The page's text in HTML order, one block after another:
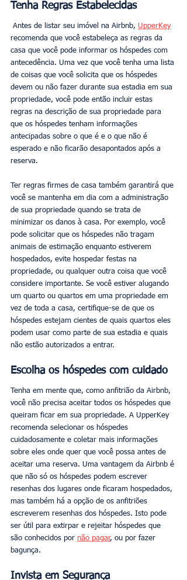
Tenha Regras Estabelecidas
Antes de listar seu imóvel na Airbnb, UpperKey
recomenda que você estabeleça as regras da
casa que você pode informar os hóspedes com
antecedência. Uma vez que você tenha uma lista
de coisas que você solicita que os hóspedes
devem ou não fazer durante sua estadia em sua
propriedade, você pode então incluir estas
regras na descrição de sua propriedade para
que os hóspedes tenham informações
antecipadas sobre o que é e o que não é
esperado e não ficarão desapontados após a
reserva.
Ter regras firmes de casa também garantirá que
você se mantenha em dia com a administração
de sua propriedade quando se trata de
minimizar os danos à casa. Por exemplo, você
pode solicitar que os hóspedes não tragam
animais de estimação enquanto estiverem
hospedados, evite hospedar festas na
propriedade, ou qualquer outra coisa que você
considere importante. Se você estiver alugando
um quarto ou quartos em uma propriedade em
vez de toda a casa, certifique-se de que os
hóspedes estejam cientes de quais quartos eles
podem usar como parte de sua estadia e quais
não estão autorizados a entrar.
Escolha os hóspedes com cuidado
Tenha em mente que, como anfitrião da Airbnb,
você não precisa aceitar todos os hóspedes que
queiram ficar em sua propriedade. A UpperKey
recomenda selecionar os hóspedes
cuidadosamente e coletar mais informações
sobre eles onde quer que você possa antes de
aceitar uma reserva. Uma vantagem da Airbnb é
que não só os hóspedes podem escrever
resenhas dos lugares onde ficaram hospedados,
mas também há a opção de os anfitriões
escreverem resenhas dos hóspedes. Isto pode
ser útil para extirpar e rejeitar hóspedes que
são conhecidos por não pagar, ou por fazer
bagunça.
Invista em Segurança